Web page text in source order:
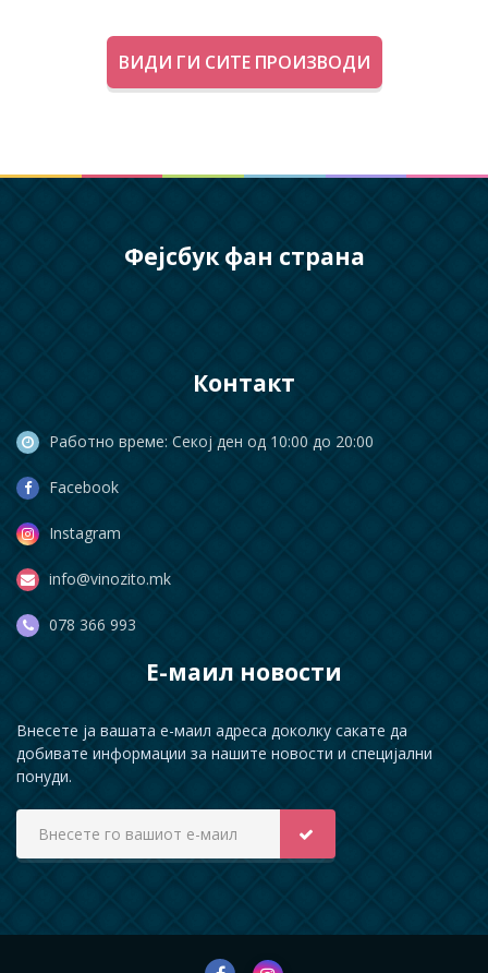
ВИДИ ГИ СИТЕ ПРОИЗВОДИ
Фејсбук фан страна
Контакт
Работно време: Секој ден од 10:00 до 20:00
Facebook
Instagram
info@vinozito.mk
078 366 993
Е-маил новости
Внесете ја вашата е-маил адреса доколку сакате да
добивате информации за нашите новости и специјални
понуди.